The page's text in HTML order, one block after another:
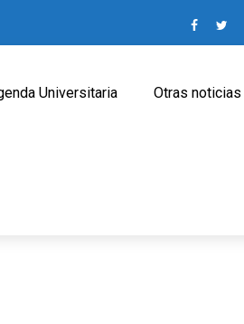
Universitaria Otras noticias